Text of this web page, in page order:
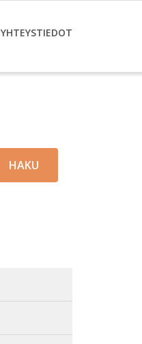
YHTEYSTIEDOT
HAKU